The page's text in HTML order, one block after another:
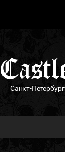
Санкт-